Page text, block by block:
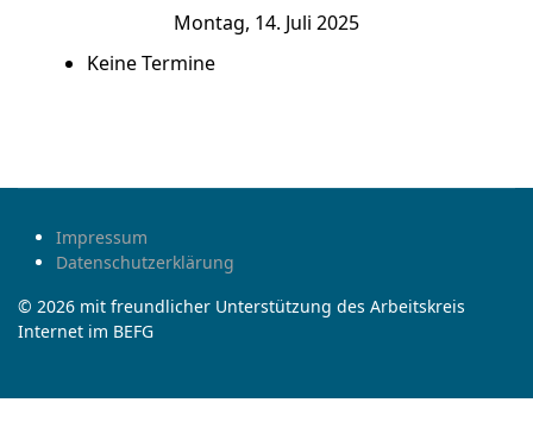
Montag, 14. Juli 2025
Keine Termine
Impressum
Datenschutzerklärung
© 2026 mit freundlicher Unterstützung des Arbeitskreis
Internet im BEFG